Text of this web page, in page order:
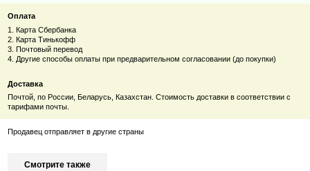
Оплата
1. Карта Сбербанка
2. Карта Тинькофф
3. Почтовый перевод
4. Другие способы оплаты при предварительном согласовании (до покупки)
Доставка
Почтой, по России, Беларусь, Казахстан. Стоимость доставки в соответствии с
тарифами почты.
Продавец отправляет в другие страны
Смотрите также